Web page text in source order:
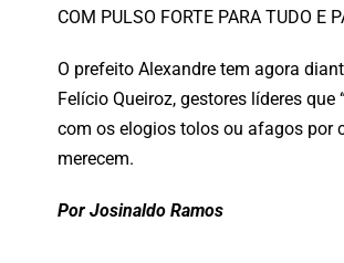
COM PULSO FORTE PARA TUDO
O prefeito Alexandre tem agora
Felício Queiroz, gestores líderes que
com os elogios tolos ou afagos por
merecem.
Por Josinaldo Ramos